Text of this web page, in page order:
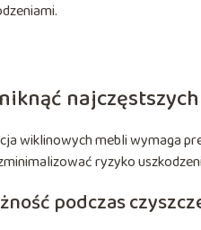
wiklinowych mebli wymaga
ryzyko
podczas